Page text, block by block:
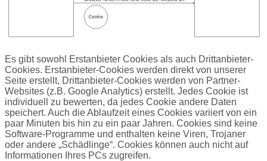
Es gibt sowohl Erstanbieter Cookies als auch Drittanbieter-
Cookies. Erstanbieter-Cookies werden direkt von unserer
Seite erstellt, Drittanbieter-Cookies werden von Partner-
Websites (z.B. Google Analytics) erstellt. Jedes Cookie ist
individuell zu bewerten, da jedes Cookie andere Daten
speichert. Auch die Ablaufzeit eines Cookies variiert von ein
paar Minuten bis hin zu ein paar Jahren. Cookies sind keine
Software-Programme und enthalten keine Viren, Trojaner
oder andere „Schädlinge“. Cookies können auch nicht auf
Informationen Ihres PCs zugreifen.